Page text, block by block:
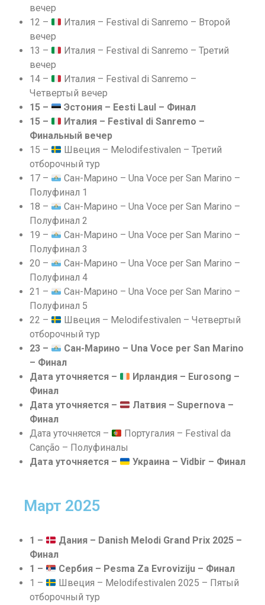
вечер
12 –
Италия – Festival di Sanremo – Второй
вечер
13 –
Италия – Festival di Sanremo – Третий
вечер
14 –
Италия – Festival di Sanremo –
Четвертый вечер
15 –
Эстония – Eesti Laul – Финал
15 –
Италия – Festival di Sanremo –
Финальный вечер
15 –
Швеция – Melodifestivalen – Третий
отборочный тур
17 –
Сан-Марино – Una Voce per San Marino –
Полуфинал 1
18 –
Сан-Марино – Una Voce per San Marino –
Полуфинал 2
19 –
Сан-Марино – Una Voce per San Marino –
Полуфинал 3
20 –
Сан-Марино – Una Voce per San Marino –
Полуфинал 4
21 –
Сан-Марино – Una Voce per San Marino –
Полуфинал 5
22 –
Швеция – Melodifestivalen – Четвертый
отборочный тур
23 –
Сан-Марино – Una Voce per San Marino
– Финал
Дата уточняется –
Ирландия – Eurosong –
Финал
Дата уточняется –
Латвия – Supernova –
Финал
Дата уточняется –
Португалия – Festival da
Canção – Полуфиналы
Дата уточняется –
Украина – Vidbir – Финал
Март 2025
1 –
Дания – Danish Melodi Grand Prix 2025 –
Финал
1 –
Сербия – Pesma Za Evroviziju – Финал
1 –
Швеция – Melodifestivalen 2025 – Пятый
отборочный тур